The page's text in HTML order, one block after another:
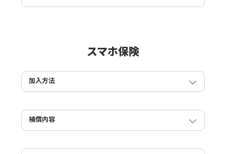
インフルエンザなどの感染症で通院・入院した場合のシ
ンプルプランとワイドプランの補償の違いはあります
か？
旅行開始日または旅行終了日が変更になる場合はどうし
保険金請求の流れを教えてください。
キャンセル理由が「通院」や「入院」の場合、保険金請
スマホ保険
加入方法
スマホを購入した後、保険に加入できる期間について詳
加入時に必要なスマホの写真はどのように撮ればよいで
すか？
IMEI（端末識別番号）とは何ですか？どのようにしたら
補償内容
スマホを修理せずに買い替えた場合には、補償の対象に